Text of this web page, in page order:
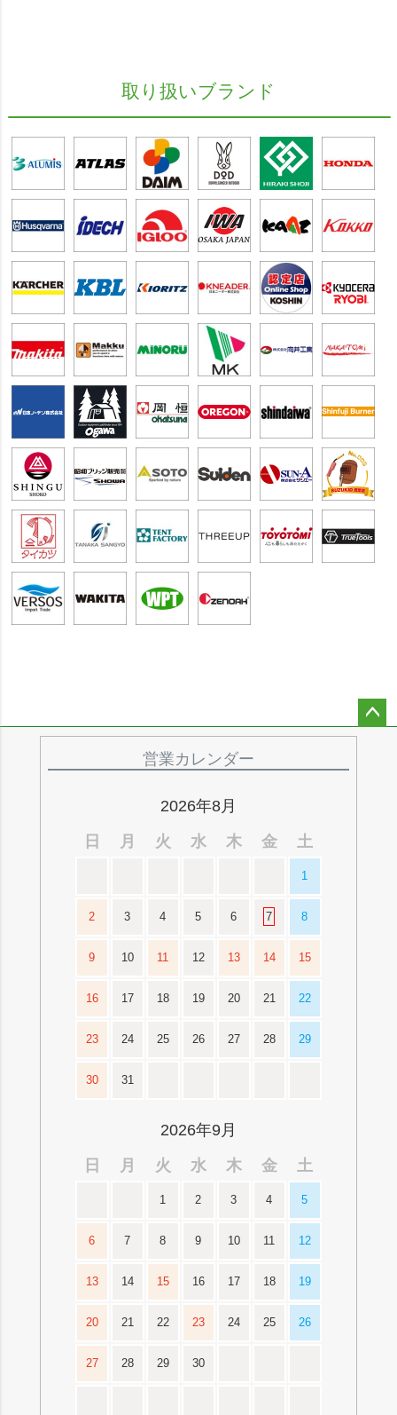
取り扱いブランド
営業カレンダー
2026年8月
日
月 火 水 木 金 土
1
2 3 4 5 6 7 8
9 10 11 12 13 14 15
16 17 18 19 20 21 22
23 24 25 26 27 28 29
30 31
2026年9月
日
月 火 水 木 金 土
1 2 3 4 5
6 7 8 9 10 11 12
13 14 15 16 17 18 19
20 21 22 23 24 25 26
27 28 29 30